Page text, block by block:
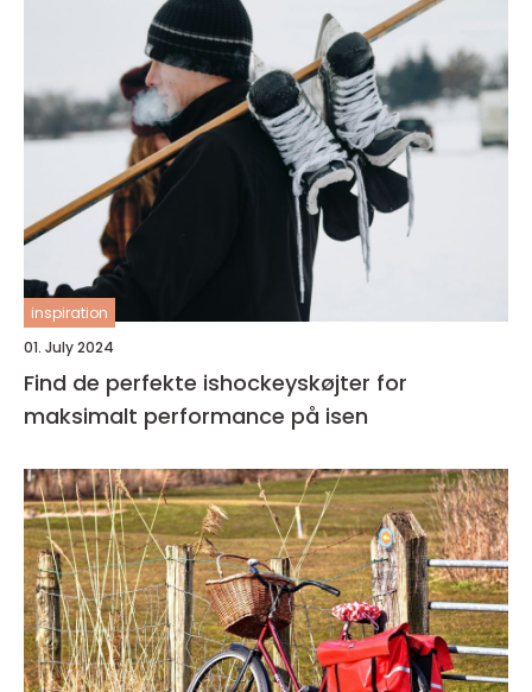
inspiration
01. July 2024
Find de perfekte ishockeyskøjter for
maksimalt performance på isen